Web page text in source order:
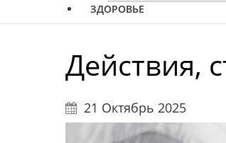
ЗДОРОВЬЕ
Действия,
21 Октябрь 2025